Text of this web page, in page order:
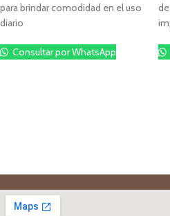
para brindar comodidad en el uso
diario
Consultar por WhatsApp